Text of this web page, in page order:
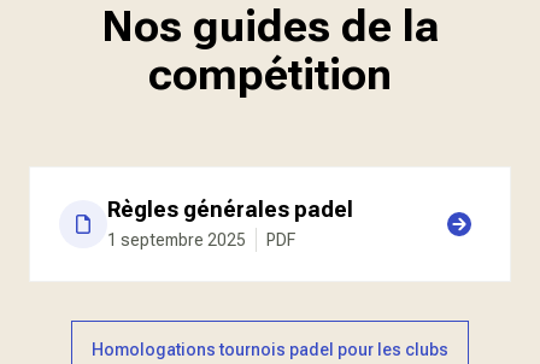
Nos guides de la
compétition
Règles générales padel
1 septembre 2025 PDF
Homologations tournois padel pour les clubs